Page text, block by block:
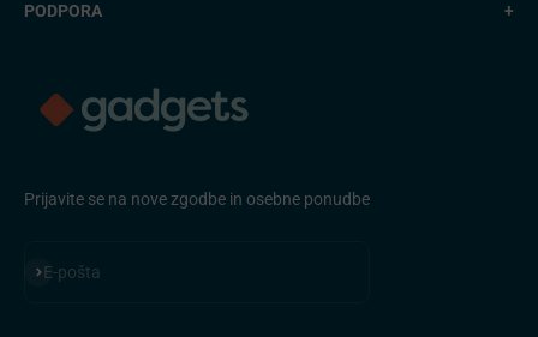
PODPORA +
Prijavite se na nove zgodbe in osebne ponudbe
E-pošta
Naročite se